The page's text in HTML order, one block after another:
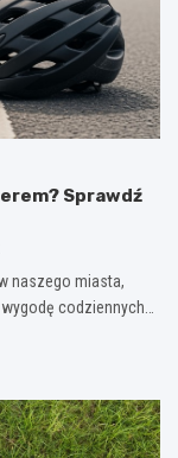
Sprawdź
naszego miasta,
codziennych…